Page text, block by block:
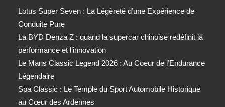
Lotus Super Seven : La Légèreté d’une Expérience de
Conduite Pure
La BYD Denza Z : quand la supercar chinoise redéfinit la
performance et l’innovation
Le Mans Classic Legend 2026 : Au Coeur de l’Endurance
Légendaire
Spa Classic : Le Temple du Sport Automobile Historique
au Cœur des Ardennes